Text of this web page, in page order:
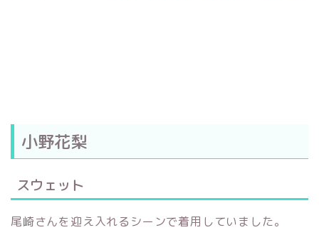
小野花梨
スウェット
尾崎さんを迎え入れるシーンで着用していました。